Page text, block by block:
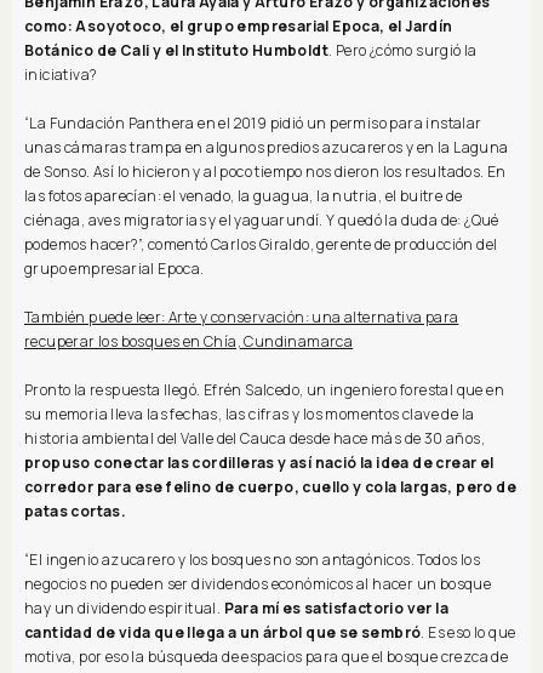
como: Asoyotoco, el grupo empresarial Epoca, el Jardín
Botánico de Cali y el Instituto Humboldt. Pero ¿cómo surgió la
iniciativa?
“La Fundación Panthera en el 2019 pidió un permiso para instalar
unas cámaras trampa en algunos predios azucareros y en la Laguna
de Sonso. Así lo hicieron y al poco tiempo nos dieron los resultados. En
las fotos aparecían: el venado, la guagua, la nutria, el buitre de
ciénaga, aves migratorias y el yaguarundí. Y quedó la duda de: ¿Qué
podemos hacer?”, comentó Carlos Giraldo, gerente de producción del
grupo empresarial Epoca.
También puede leer: Arte y conservación: una alternativa para
recuperar los bosques en Chía, Cundinamarca
Pronto la respuesta llegó. Efrén Salcedo, un ingeniero forestal que en
su memoria lleva las fechas, las cifras y los momentos clave de la
historia ambiental del Valle del Cauca desde hace más de 30 años,
propuso conectar las cordilleras y así nació la idea de crear el
corredor para ese felino de cuerpo, cuello y cola largas, pero de
patas cortas.
“El ingenio azucarero y los bosques no son antagónicos. Todos los
negocios no pueden ser dividendos económicos al hacer un bosque
hay un dividendo espiritual. Para mí es satisfactorio ver la
cantidad de vida que llega a un árbol que se sembró. Es eso lo que
motiva, por eso la búsqueda de espacios para que el bosque crezca de